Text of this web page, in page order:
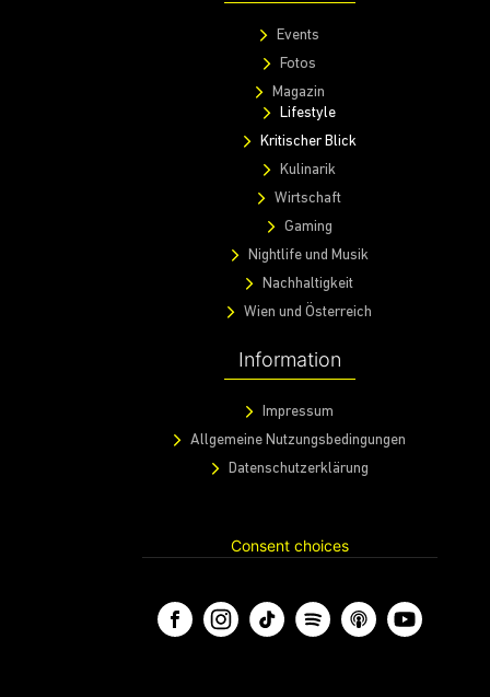
Events
Fotos
Magazin
Lifestyle
Kritischer Blick
Kulinarik
Wirtschaft
Gaming
Nightlife und Musik
Nachhaltigkeit
Wien und Österreich
Information
Impressum
Allgemeine Nutzungsbedingungen
Datenschutzerklärung
Consent choices